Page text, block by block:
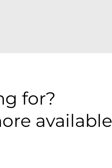
for?
available